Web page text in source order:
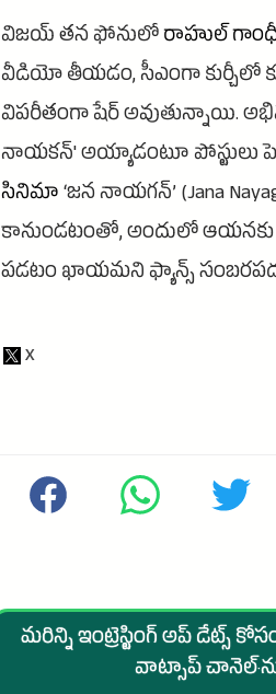
విజయ్ తన ఫోనులోరాహుల్
వీడియో తీయడం, సీఎంగా కుర్చీలో
విపరీతంగా షేర్ అవుతున్నాయి.
నాయకన్' అయ్యాడంటూ పోస్టులు
సినిమా‘జన నాయగన్’ (Jana
కానుండటంతో, అందులో ఆయనకు
పడటం ఖాయమని ఫ్యాన్స్
మరిన్ని ఇంట్రెస్టింగ్ అప్ డేట్స్
వాట్సాప్